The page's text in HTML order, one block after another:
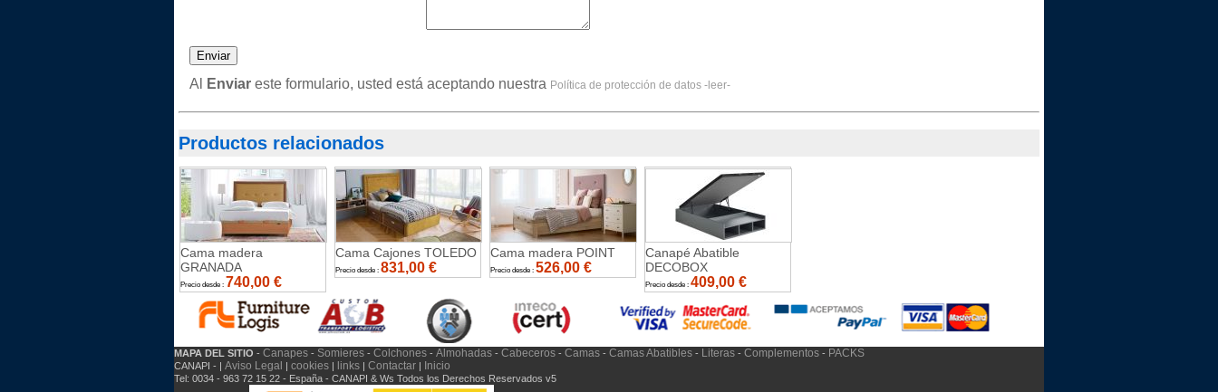
Al Enviar este formulario, usted está aceptando nuestra Política de protección de datos -leer-
Productos relacionados
Cama madera
GRANADA
Precio desde : 740,00 €
Cama Cajones TOLEDO
Precio desde : 831,00 €
Cama madera POINT
Precio desde : 526,00 €
Canapé Abatible
DECOBOX
Precio desde : 409,00 €
MAPA DEL SITIO - Canapes - Somieres - Colchones - Almohadas - Cabeceros - Camas - Camas Abatibles - Literas - Complementos - PACKS
CANAPI - | Aviso Legal | cookies | links | Contactar | Inicio
Tel: 0034 - 963 72 15 22 - España - CANAPI & Ws Todos los Derechos Reservados v5